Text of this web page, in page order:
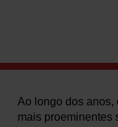
Ao longo dos anos,
mais proeminentes